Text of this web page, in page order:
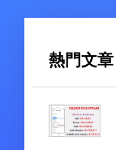
熱門文章